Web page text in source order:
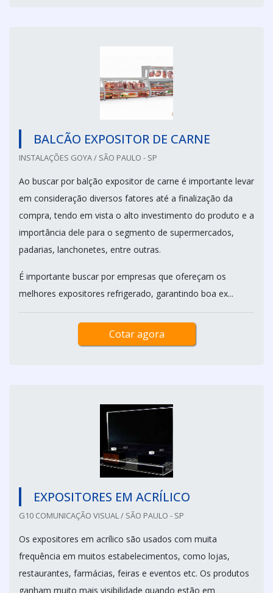
BALCÃO EXPOSITOR DE CARNE
INSTALAÇÕES GOYA / SÃO PAULO - SP
Ao buscar por balção expositor de carne é importante levar
em consideração diversos fatores até a finalização da
compra, tendo em vista o alto investimento do produto e a
importância dele para o segmento de supermercados,
padarias, lanchonetes, entre outras.
É importante buscar por empresas que ofereçam os
melhores expositores refrigerado, garantindo boa ex...
Cotar agora
EXPOSITORES EM ACRÍLICO
G10 COMUNICAÇÃO VISUAL / SÃO PAULO - SP
Os expositores em acrílico são usados com muita
frequência em muitos estabelecimentos, como lojas,
restaurantes, farmácias, feiras e eventos etc. Os produtos
ganham muito mais visibilidade quando estão em